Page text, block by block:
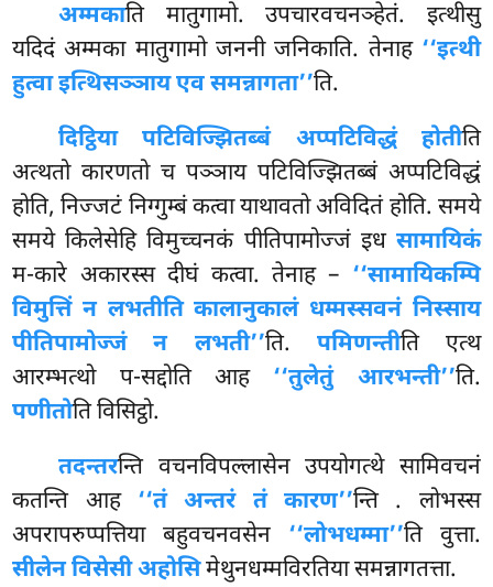
अम्मकाति मातुगामो. उपचारवचनञ्हेतं. इत्थीसु
यदिदं अम्मका मातुगामो जननी जनिकाति. तेनाह ‘‘इत्थी
हुत्वा इत्थिसञ्ञाय एव समन्नागता’’ति.
दिट्ठिया पटिविज्झितब्बं अप्पटिविद्धं होतीति
अत्थतो कारणतो च पञ्ञाय पटिविज्झितब्बं अप्पटिविद्धं
होति, निज्जटं निग्गुम्बं कत्वा याथावतो अविदितं होति. समये
समये किलेसेहि विमुच्चनकं पीतिपामोज्जं इध सामायिकं
म-कारे अकारस्स दीघं कत्वा. तेनाह – ‘‘सामायिकम्पि
विमुत्तिं न लभतीति कालानुकालं धम्मस्सवनं निस्साय
पीतिपामोज्जं न लभती’’ति. पमिणन्तीति एत्थ
आरम्भत्थो प-सद्दोति आह ‘‘तुलेतुं आरभन्ती’’ति.
पणीतोति विसिट्ठो.
तदन्तरन्ति वचनविपल्लासेन उपयोगत्थे सामिवचनं
कतन्ति आह ‘‘तं अन्तरं तं कारण’’न्ति . लोभस्स
अपरापरुप्पत्तिया बहुवचनवसेन ‘‘लोभधम्मा’’ति वुत्ता.
सीलेन विसेसी अहोसिमेथुनधम्मविरतिया समन्नागतत्ता.